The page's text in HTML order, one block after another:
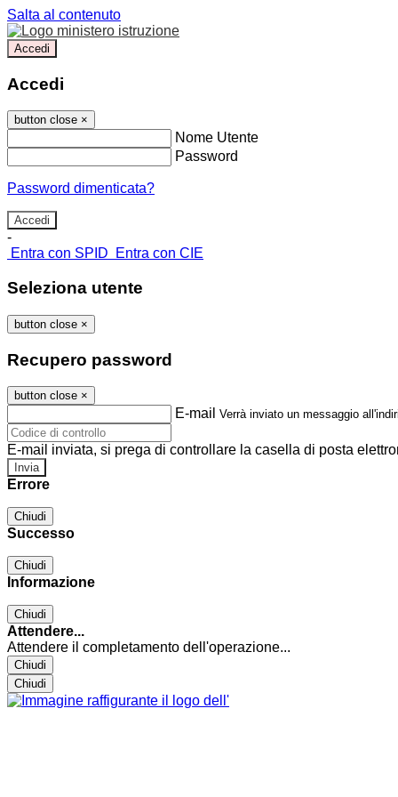
Salta al contenuto
Accedi
Accedi
button close ×
Nome Utente
Password
Password dimenticata?
-
Entra con SPID
Entra con CIE
Seleziona utente
button close ×
Recupero password
button close ×
E-mail Verrà inviato un messaggio
E-mail inviata, si prega di controllare la casella di posta
Errore
Chiudi
Successo
Chiudi
Informazione
Chiudi
Attendere...
Attendere il completamento dell'operazione...
Chiudi
Chiudi